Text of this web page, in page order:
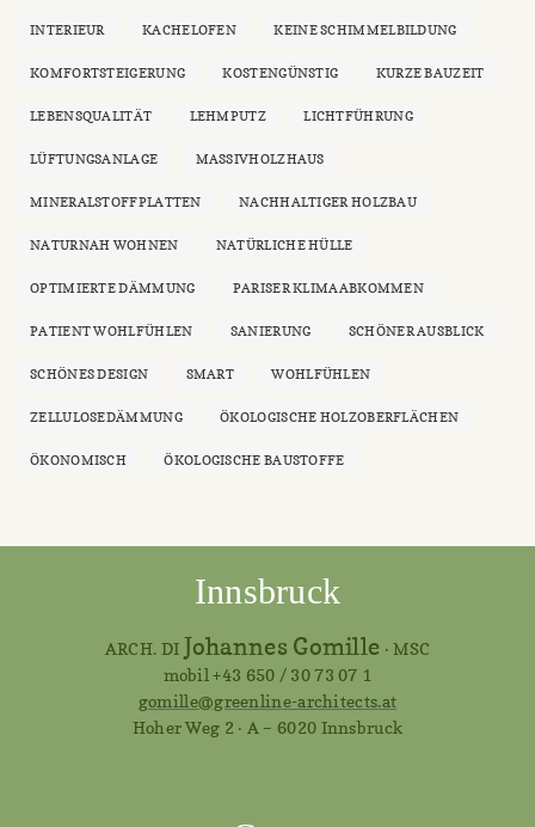
INTERIEUR KACHELOFEN KEINE SCHIMMELBILDUNG
KOMFORTSTEIGERUNG KOSTENGÜNSTIG KURZE BAUZEIT
LEBENSQUALITÄT LEHMPUTZ LICHTFÜHRUNG
LÜFTUNGSANLAGE MASSIVHOLZHAUS
MINERALSTOFFPLATTEN NACHHALTIGER HOLZBAU
NATURNAH WOHNEN NATÜRLICHE HÜLLE
OPTIMIERTE DÄMMUNG PARISER KLIMAABKOMMEN
PATIENT WOHLFÜHLEN SANIERUNG SCHÖNER AUSBLICK
SCHÖNES DESIGN SMART WOHLFÜHLEN
ZELLULOSEDÄMMUNG ÖKOLOGISCHE HOLZOBERFLÄCHEN
ÖKONOMISCH ÖKOLOGISCHE BAUSTOFFE
Innsbruck
ARCH. DI Johannes Gomille · MSC
mobil +43 650 / 30 73 07 1
gomille@greenline-architects.at
Hoher Weg 2 · A – 6020 Innsbruck